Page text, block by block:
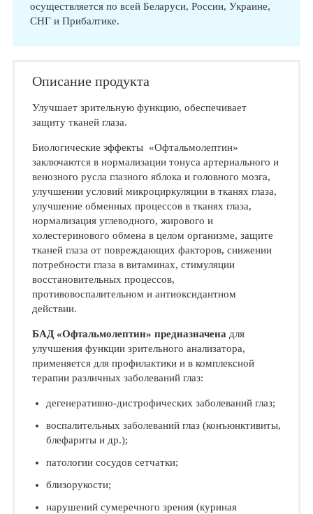
осуществляется по всей Беларуси, России, Украине,
СНГ и Прибалтике.
Описание продукта
Улучшает зрительную функцию, обеспечивает
защиту тканей глаза.
Биологические эффекты «Офтальмолептин»
заключаются в нормализации тонуса артериального и
венозного русла глазного яблока и головного мозга,
улучшении условий микроциркуляции в тканях глаза,
улучшение обменных процессов в тканях глаза,
нормализация углеводного, жирового и
холестеринового обмена в целом организме, защите
тканей глаза от повреждающих факторов, снижении
потребности глаза в витаминах, стимуляции
восстановительных процессов,
противовоспалительном и антиоксидантном
действии.
БАД «Офтальмолептин» предназначенадля
улучшения функции зрительного анализатора,
применяется для профилактики и в комплексной
терапии различных заболеваний глаз:
дегенеративно-дистрофических заболеваний глаз;
воспалительных заболеваний глаз (конъюнктивиты,
блефариты и др.);
патологии сосудов сетчатки;
близорукости;
нарушений сумеречного зрения (куриная